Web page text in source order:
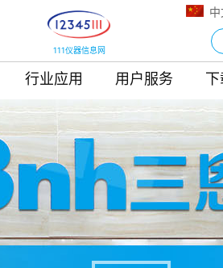
111仪器信息网
行业应用 用户服务